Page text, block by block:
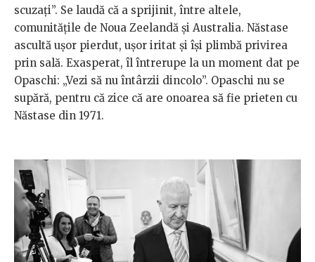
scuzați”. Se laudă că a sprijinit, între altele,
comunitățile de Noua Zeelandă și Australia. Năstase
ascultă ușor pierdut, ușor iritat și își plimbă privirea
prin sală. Exasperat, îl întrerupe la un moment dat pe
Opaschi: „Vezi să nu întârzii dincolo”. Opaschi nu se
supără, pentru că zice că are onoarea să fie prieten cu
Năstase din 1971.